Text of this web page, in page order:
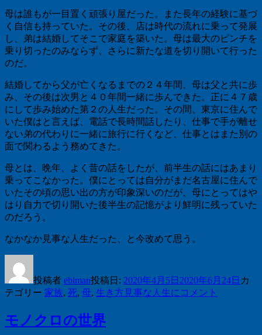
母は誰もが一目置く頑張り屋だった。また長年の経験に基づ
く自信も持っていた。その後、店は時代の流れに乗って発展
し、弟は結婚してそこで家庭を築いた。母は最大のピンチを
乗り切ったのみならず、さらに新たな道を切り開いて行った
のだ。
結婚してから父が亡くなるまでの２４年間、母は父と共に歩
み、その後は次男と４０年間一緒に歩んできた。正に４７歳
にして歩み始めた第２の人生だった。その間、東京に住んで
いた僕はと言えば、電話で長時間話したり、仕事で手が離せ
ない弟の代わりに一緒に旅行に行くなど、仕事とはまた別の
面で関わるよう務めてきた。
母とは、晩年、よく昔の話をしたが、前半生の話にはあまり
乗ってこなかった。僕にとっては自分がまだ名古屋に住んで
いたその頃の思い出の方が印象深いのだが、母にとってはや
はり自力で切り開いた後半生の記憶がより鮮明に残っていた
のだろう。
なかなか見事な人生だった、と今改めて思う。
投稿者 ebiman投稿日: 2020年4月5日 2020年6月24日 カ
テゴリー 家族, 死, 母, 生き方見事な人生にコメント
モノクロの世界